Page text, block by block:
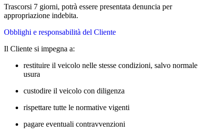
Trascorsi 7 giorni, potrà essere presentata denuncia per
appropriazione indebita.
Obblighi e responsabilità del Cliente
Il Cliente si impegna a:
restituire il veicolo nelle stesse condizioni, salvo normale
usura
custodire il veicolo con diligenza
rispettare tutte le normative vigenti
pagare eventuali contravvenzioni